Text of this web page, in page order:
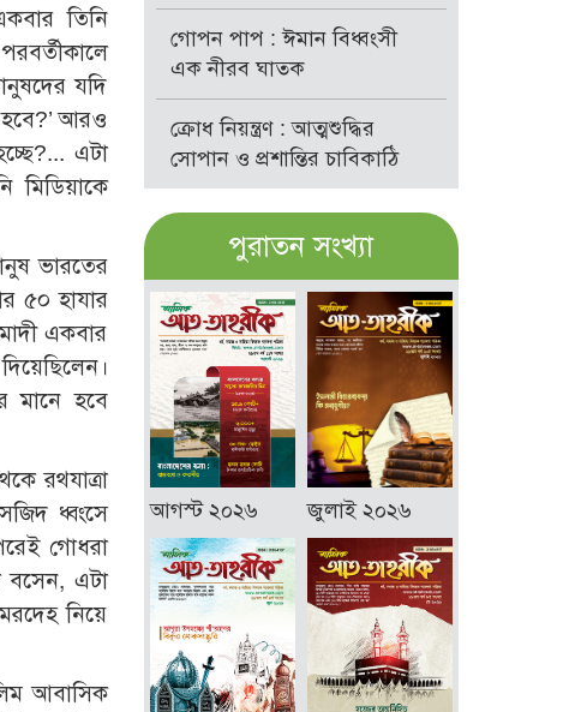
তিনি
যদি
হবে?’ আরও
এটা
মিডিয়াকে
ভারতের
৫০ হাযার
একবার
মানে হবে
রথযাত্রা
ধ্বংসে
গোধরা
বসেন, এটা
নিয়ে
আবাসিক
গোপন পাপ : ঈমান বিধ্বংসী
এক নীরব ঘাতক
ক্রোধ নিয়ন্ত্রণ : আত্মশুদ্ধির
সোপান ও প্রশান্তির চাবিকাঠি
পুরাতন সংখ্যা
আগস্ট ২০২৬ জুলাই ২০২৬